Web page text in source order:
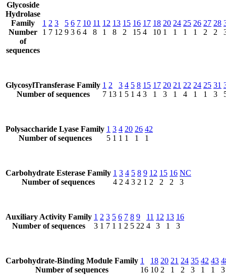
Glycoside
Hydrolase
Family
Number
of
sequences
1
1
2
7
3
12
5
9
6
3
7
6
10
4
11
8
12
1
13
8
15
2
16
15
17
4
18
10
20
1
24
1
25
1
26
1
27
2
28
2
GlycosylTransferase Family
Number of sequences
1
7
2
13
3
1
4
5
5
1
8
4
15
3
17
1
20
3
21
1
22
4
24
1
25
1
31
3
Polysaccharide Lyase Family
Number of sequences
1
5
3
1
4
1
20
1
26
1
42
1
Carbohydrate Esterase Family
Number of sequences
1
4
3
2
4
4
5
3
8
2
9
1
12
2
15
2
16
2
NC
3
Auxiliary Activity Family
Number of sequences
1
3
2
1
3
7
5
1
6
1
7
2
8
5
9
22
11
4
12
3
13
1
16
3
Carbohydrate-Binding Module Family
Number of sequences
1
16
18
10
20
2
21
1
24
2
35
3
42
1
43
1
3